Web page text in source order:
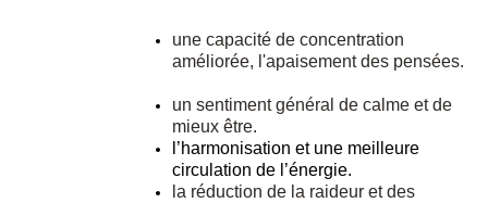
une capacité de concentration
améliorée, l'apaisement des pensées.
un sentiment général de calme et de
mieux être.
l’harmonisation et une meilleure
circulation de l’énergie.
la réduction de la raideur et des